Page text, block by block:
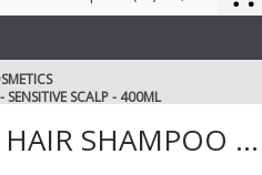
SCALP - 400ML
ANTI-DANDRUFF HAIR SHAMPOO - SENSITIVE SCALP - 400ML